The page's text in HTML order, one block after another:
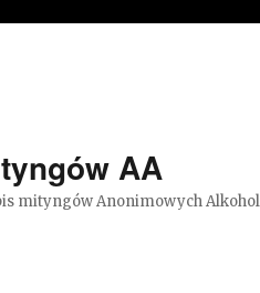
AA
mityngów Anonimowych